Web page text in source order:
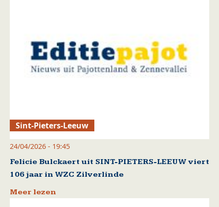
Sint-Pieters-Leeuw
24/04/2026 - 19:45
Felicie Bulckaert uit SINT-PIETERS-LEEUW viert
106 jaar in WZC Zilverlinde
Meer lezen